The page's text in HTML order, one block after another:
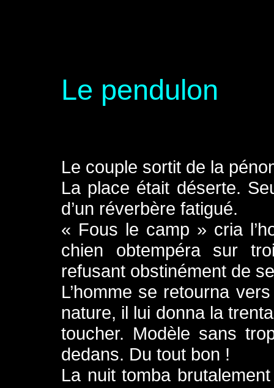
Le pendulon
Le couple sortit de la
La place était déserte.
d’un réverbère fatigué.
« Fous le camp » cria
chien obtempéra sur
refusant obstinément de
L’homme se retourna
nature, il lui donna la
toucher. Modèle sans
dedans. Du tout bon !
La nuit tomba